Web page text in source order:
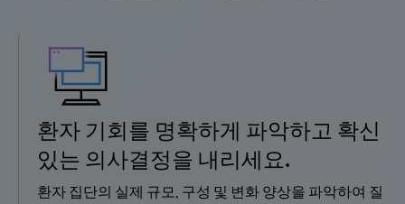
환자 기회를 명확하게 파악하고 확신
있는 의사결정을 내리세요.
환자 집단의 실제 규모, 구성 및 변화 양상을 파악하여 질